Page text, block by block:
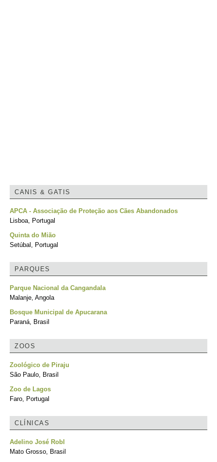
CANIS & GATIS
APCA - Associação de Proteção aos Cães Abandonados
Lisboa, Portugal
Quinta do Mião
Setúbal, Portugal
PARQUES
Parque Nacional da Cangandala
Malanje, Angola
Bosque Municipal de Apucarana
Paraná, Brasil
ZOOS
Zoológico de Piraju
São Paulo, Brasil
Zoo de Lagos
Faro, Portugal
CLÍNICAS
Adelino José Robl
Mato Grosso, Brasil